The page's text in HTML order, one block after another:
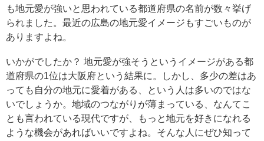
も地元愛が強いと思われている都道府県の名前が数々挙げ
られました。最近の広島の地元愛イメージもすごいものが
ありますよね。
いかがでしたか？ 地元愛が強そうというイメージがある都
道府県の1位は大阪府という結果に。しかし、多少の差はあ
っても自分の地元に愛着がある、という人は多いのではな
いでしょうか。地域のつながりが薄まっている、なんてこ
とも言われている現代ですが、もっと地元を好きになれる
ような機会があればいいですよね。そんな人にぜひ知って